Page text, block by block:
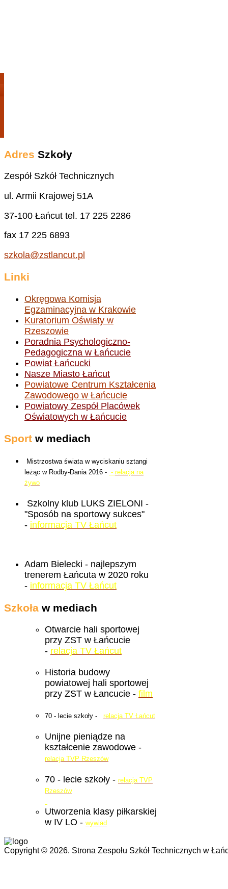
Adres Szkoły
Zespół Szkół Technicznych
ul. Armii Krajowej 51A
37-100 Łańcut tel. 17 225 2286
fax 17 225 6893
szkola@zstlancut.pl
Linki
Okręgowa Komisja
Egzaminacyjna w Krakowie
Kuratorium Oświaty w
Rzeszowie
Poradnia Psychologiczno-
Pedagogiczna w Łańcucie
Powiat Łańcucki
Nasze Miasto Łańcut
Powiatowe Centrum Kształcenia
Zawodowego w Łańcucie
Powiatowy Zespół Placówek
Oświatowych w Łańcucie
Sport w mediach
Mistrzostwa świata w wyciskaniu sztangi
leżąc w Rodby-Dania 2016 - - relacja na
żywo
Szkolny klub LUKS ZIELONI -
"Sposób na sportowy sukces"
- informacja TV Łańcut
Adam Bielecki - najlepszym
trenerem Łańcuta w 2020 roku
- informacja TV Łańcut
Szkoła w mediach
Otwarcie hali sportowej
przy ZST w Łańcucie
- relacja TV Łańcut
Historia budowy
powiatowej hali sportowej
przy ZST w Łancucie - film
70 - lecie szkoły - relacja TV Łańcut
Unijne pieniądze na
kształcenie zawodowe -
relacja TVP Rzeszów
70 - lecie szkoły - relacja TVP
Rzeszów
Utworzenia klasy piłkarskiej
w IV LO - wywiad
Copyright © 2026. Strona Zespołu Szkół Technicznych w